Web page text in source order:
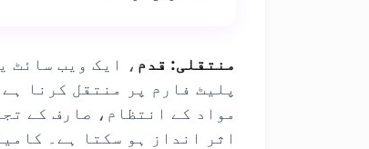
منتقلی: قدم ، ایک ویب سائٹ
پلیٹ فارم پر منتقل کرنا
اثر انداز ہو سکتا ہے۔